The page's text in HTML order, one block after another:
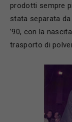
prodotti sempre
stata separata
’90, con la
trasporto di